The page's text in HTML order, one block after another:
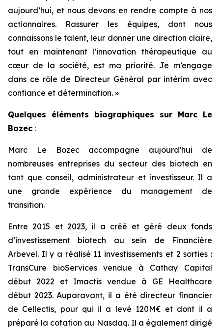
aujourd’hui, et nous devons en rendre compte à nos
actionnaires. Rassurer les équipes, dont nous
connaissons le talent, leur donner une direction claire,
tout en maintenant l’innovation thérapeutique au
cœur de la société, est ma priorité. Je m’engage
dans ce rôle de Directeur Général par intérim avec
confiance et détermination. »
Quelques éléments biographiques sur Marc Le
Bozec :
Marc Le Bozec accompagne aujourd’hui de
nombreuses entreprises du secteur des biotech en
tant que conseil, administrateur et investisseur. Il a
une grande expérience du management de
transition.
Entre 2015 et 2023, il a créé et géré deux fonds
d’investissement biotech au sein de Financière
Arbevel. Il y a réalisé 11 investissements et 2 sorties :
TransCure bioServices vendue à Cathay Capital
début 2022 et Imactis vendue à GE Healthcare
début 2023. Auparavant, il a été directeur financier
de Cellectis, pour qui il a levé 120M€ et dont il a
préparé la cotation au Nasdaq. Il a également dirigé